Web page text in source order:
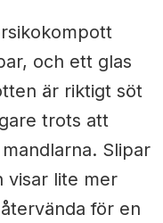
och ett glas
är riktigt söt
trots att
Slipar
visar lite mer
för en